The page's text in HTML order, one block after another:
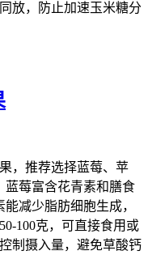
放，防止加速玉米糖分
，推荐选择蓝莓、苹
蓝莓富含花青素和膳食
减少脂肪细胞生成，
100克，可直接食用或
制摄入量，避免草酸钙